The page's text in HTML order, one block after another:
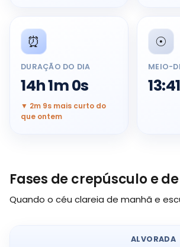
⏰
DURAÇÃO DO DIA
14h 1m 0s
▼ 2m 9s mais curto do
que ontem
☉️
MEIO-
13:41
Fases de crepúsculo e
Quando o céu clareia de manhã e
ALVORADA